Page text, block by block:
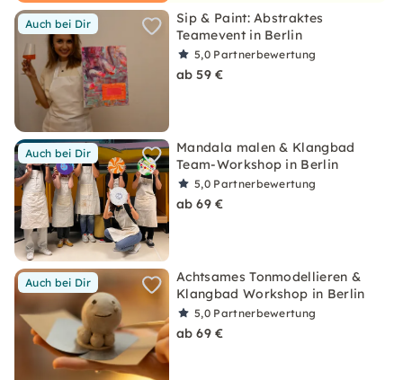
Auch bei Dir
Sip & Paint: Abstraktes
Teamevent in Berlin
5,0 Partnerbewertung
ab 59 €
Auch bei Dir
Mandala malen & Klangbad
Team-Workshop in Berlin
5,0 Partnerbewertung
ab 69 €
Auch bei Dir
Achtsames Tonmodellieren &
Klangbad Workshop in Berlin
5,0 Partnerbewertung
ab 69 €